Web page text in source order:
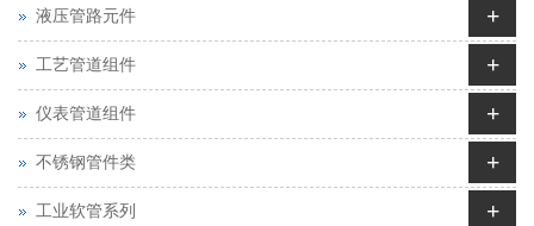
液压管路元件 +
工艺管道组件 +
仪表管道组件 +
不锈钢管件类 +
工业软管系列 +